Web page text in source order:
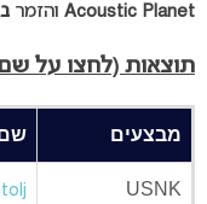
Acoustic Planet והזמר
תוצאות (לחצו על
מבצעים
USNK